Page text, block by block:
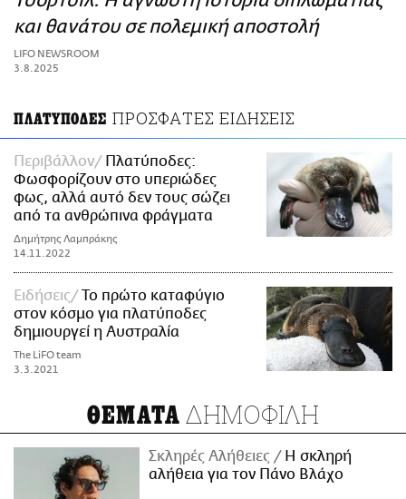
ΑΜΠΑ
PRINT
και θανάτου σε πολεμική αποστολή
LIFO NEWSROOM
3.8.2025
ΠΛΑΤΥΠΟΔΕΣ ΠΡΟΣΦΑΤΕΣ ΕΙΔΗΣΕΙΣ
Περιβάλλον
Πλατύποδες:
Φωσφορίζουν στο υπεριώδες
φως, αλλά αυτό δεν τους σώζει
από τα ανθρώπινα φράγματα
Δημήτρης Λαμπράκης
14.11.2022
Ειδήσεις
Το πρώτο καταφύγιο
στον κόσμο για πλατύποδες
δημιουργεί η Αυστραλία
The LiFO team
3.3.2021
ΘΕΜΑΤΑ ΔΗΜΟΦΙΛΗ
Σκληρές Αλήθειες
H σκληρή
αλήθεια για τον Πάνο Βλάχο